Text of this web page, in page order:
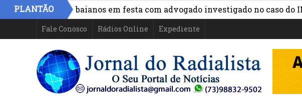
PLANTÃO
políticos baianos em festa com advogado investigado no caso do INSS »
Fale Conosco Rádios Online Expediente